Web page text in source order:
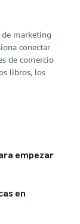
marketing
conectar
de comercio
libros, los
empezar
en